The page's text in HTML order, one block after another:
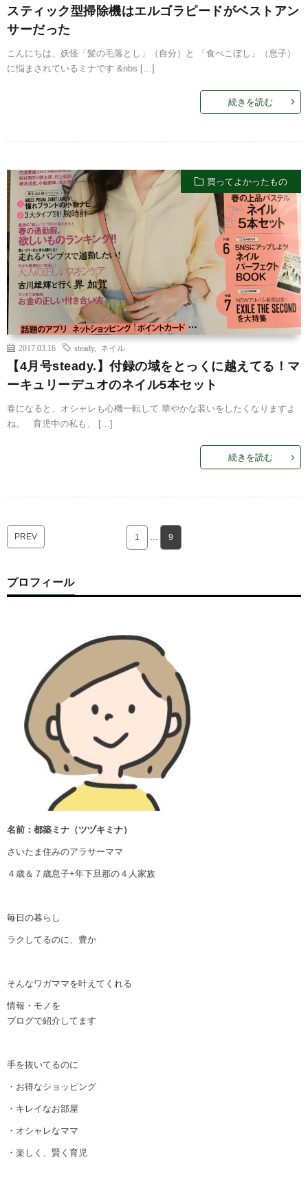
スティック型掃除機はエルゴラピードがベストアン
サーだった
こんにちは、妖怪「髪の毛落とし」（自分）と 「食べこぼし」（息子）
に悩まされているミナです &nbs […]
続きを読む
買ってよかったもの
2017.03.16 steady, ネイル
【4月号steady.】付録の域をとっくに越えてる！マ
ーキュリーデュオのネイル5本セット
春になると、オシャレも心機一転して 華やかな装いをしたくなりますよ
ね。 育児中の私も、 […]
続きを読む
PREV 1 … 9
プロフィール
名前：都築ミナ（ツヅキミナ）
さいたま住みのアラサーママ
４歳＆７歳息子+年下旦那の４人家族
毎日の暮らし
ラクしてるのに、豊か
そんなワガママを叶えてくれる
情報・モノを
ブログで紹介してます
手を抜いてるのに
・お得なショッピング
・キレイなお部屋
・オシャレなママ
・楽しく、賢く育児